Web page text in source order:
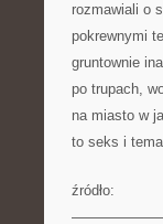
rozmawiali o
pokrewnymi
gruntownie
po trupach,
na miasto w
to seks i
źródło: